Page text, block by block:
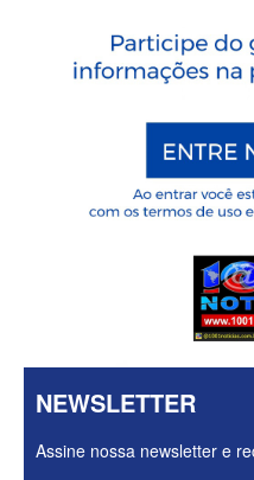
NEWSLETTER
Assine nossa newsletter e